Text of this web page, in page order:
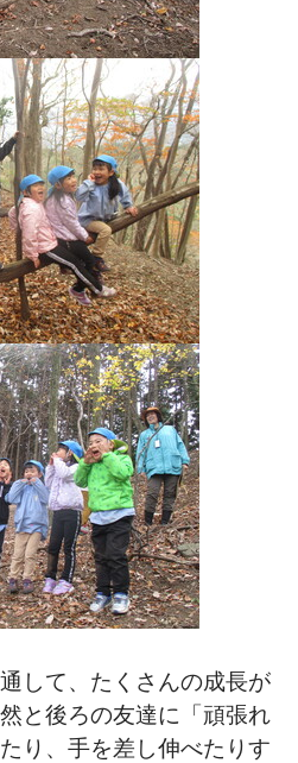
して、たくさんの成長が
と後ろの友達に「頑張れ
り、手を差し伸べたりす